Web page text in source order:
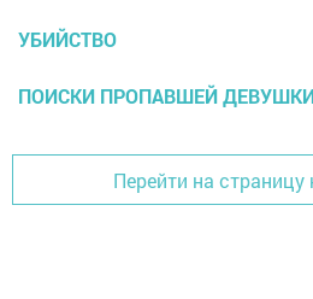
УБИЙСТВО
ПОИСКИ ПРОПАВШЕЙ
Перейти на страницу